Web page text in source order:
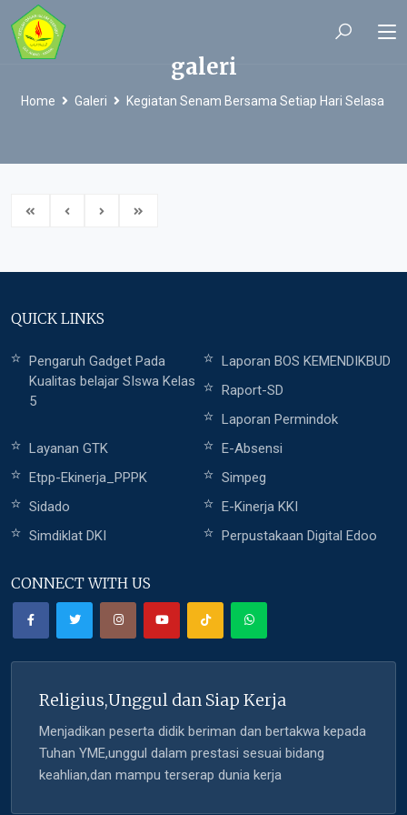
galeri
Home Galeri Kegiatan Senam Bersama Setiap Hari Selasa
QUICK LINKS
Pengaruh Gadget Pada
Kualitas belajar SIswa Kelas
5
Laporan BOS KEMENDIKBUD
Raport-SD
Laporan Permindok
Layanan GTK
E-Absensi
Etpp-Ekinerja_PPPK
Simpeg
Sidado
E-Kinerja KKI
Simdiklat DKI
Perpustakaan Digital Edoo
CONNECT WITH US
Religius,Unggul dan Siap Kerja
Menjadikan peserta didik beriman dan bertakwa kepada
Tuhan YME,unggul dalam prestasi sesuai bidang
keahlian,dan mampu terserap dunia kerja